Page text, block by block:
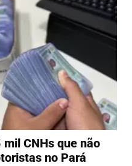
CNHs que não
no Pará